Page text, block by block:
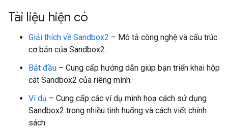
Tài liệu hiện có
Giải thích về Sandbox2 – Mô tả công nghệ và cấu trúc
cơ bản của Sandbox2.
Bắt đầu – Cung cấp hướng dẫn giúp bạn triển khai hộp
cát Sandbox2 của riêng mình.
Ví dụ – Cung cấp các ví dụ minh hoạ cách sử dụng
Sandbox2 trong nhiều tình huống và cách viết chính
sách.